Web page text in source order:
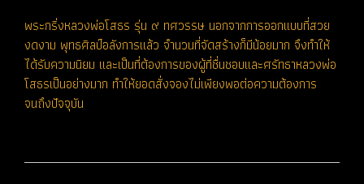
พระกริ่งหลวงพ่อโสธร รุ่น ๙ ทศวรรษ นอกจากการออกแบบที่สวย
งดงาม พุทธศิลป์อลังการแล้ว จำนวนที่จัดสร้างก็มีน้อยมาก จึงทำให้
ได้รับความนิยม และเป็นที่ต้องการของผู้ที่ชื่นชอบและศรัทธาหลวงพ่อ
โสธรเป็นอย่างมาก ทำให้ยอดสั่งจองไม่เพียงพอต่อความต้องการ
จนถึงปัจจุบัน